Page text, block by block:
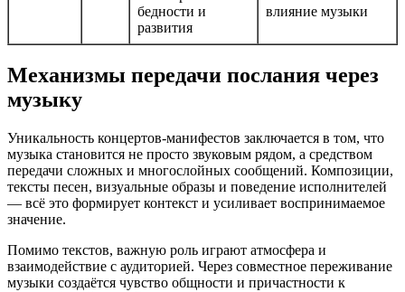
бедности и
развития
влияние музыки
Механизмы передачи послания через
музыку
Уникальность концертов-манифестов заключается в том, что
музыка становится не просто звуковым рядом, а средством
передачи сложных и многослойных сообщений. Композиции,
тексты песен, визуальные образы и поведение исполнителей
— всё это формирует контекст и усиливает воспринимаемое
значение.
Помимо текстов, важную роль играют атмосфера и
взаимодействие с аудиторией. Через совместное переживание
музыки создаётся чувство общности и причастности к